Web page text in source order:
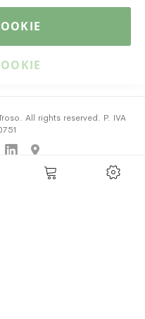
All rights reserved. P. IVA
Cookie Policy